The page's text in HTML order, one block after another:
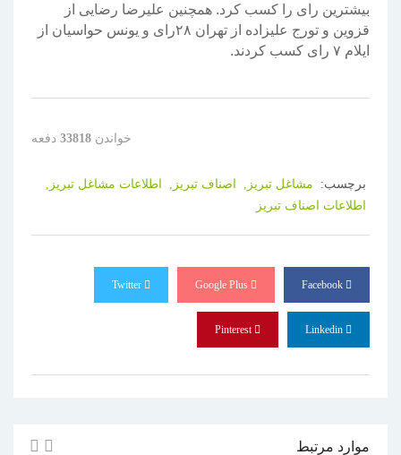
بیشترین رای را کسب کرد. همچنین علیرضا رضایی از
قزوین و تورج علیزاده از تهران ۲۸رای و یونس حواسیان از
ایلام ۷ رای کسب کردند.
خواندن 33818 دفعه
برچسب: مشاغل تبریز, اصناف تبریز,
اطلاعات مشاغل تبریز,
اطلاعات اصناف تبریز
موارد مرتبط